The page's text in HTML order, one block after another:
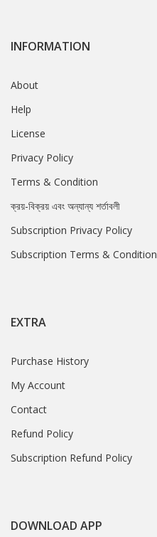
INFORMATION
About
Help
License
Privacy Policy
Terms & Condition
ক্রয়-বিক্রয় এবং অন্যান্য শর্তাবলী
Subscription Privacy Policy
Subscription Terms & Condition
EXTRA
Purchase History
My Account
Contact
Refund Policy
Subscription Refund Policy
DOWNLOAD APP